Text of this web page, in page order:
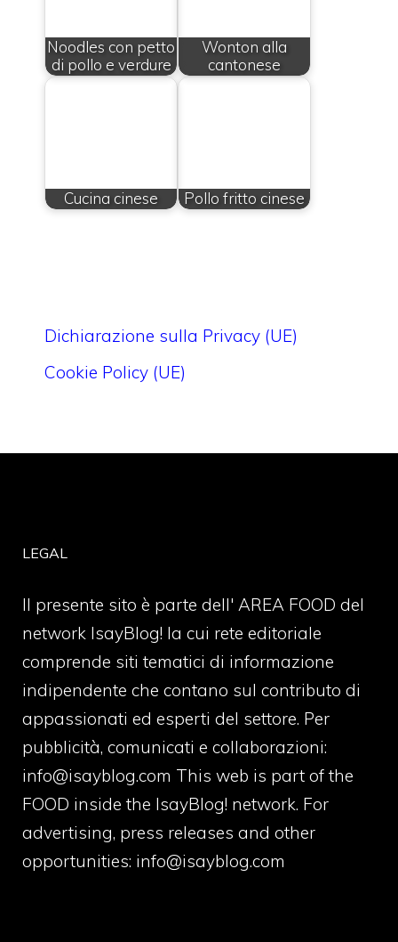
Noodles con petto
di pollo e verdure
Wonton alla
cantonese
Cucina cinese Pollo fritto cinese
Dichiarazione sulla Privacy (UE)
Cookie Policy (UE)
LEGAL
Il presente sito è parte dell' AREA FOOD del
network IsayBlog! la cui rete editoriale
comprende siti tematici di informazione
indipendente che contano sul contributo di
appassionati ed esperti del settore. Per
pubblicità, comunicati e collaborazioni:
info@isayblog.com This web is part of the
FOOD inside the IsayBlog! network. For
advertising, press releases and other
opportunities: info@isayblog.com